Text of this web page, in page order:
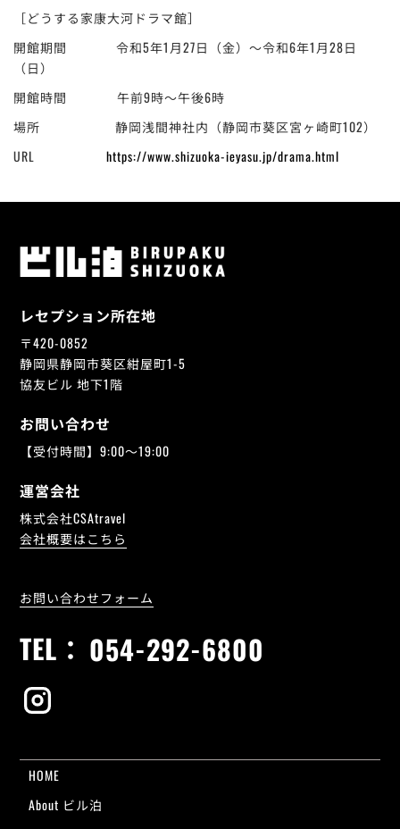
［どうする家康大河ドラマ館］
開館期間 令和5年1月27日（金）〜令和6年1月28日
（日）
開館時間 午前9時〜午後6時
場所 静岡浅間神社内（静岡市葵区宮ヶ崎町102）
URL https://www.shizuoka-ieyasu.jp/drama.html
レセプション所在地
〒420-0852
静岡県静岡市葵区紺屋町1-5
協友ビル 地下1階
お問い合わせ
【受付時間】9:00～19:00
運営会社
株式会社CSAtravel
会社概要はこちら
お問い合わせフォーム
TEL： 054-292-6800
HOME
About ビル泊